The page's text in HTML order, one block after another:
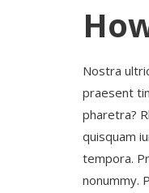
Nostra
praesent
pharetra?
quisquam
tempora.
nonummy.